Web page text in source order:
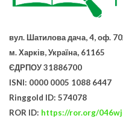
вул. Шатилова дача, 4, оф.
м. Харків, Україна, 61165
ЄДРПОУ 31886700
ISNI: 0000 0005 1088 6447
Ringgold ID: 574078
ROR ID: https://ror.org/